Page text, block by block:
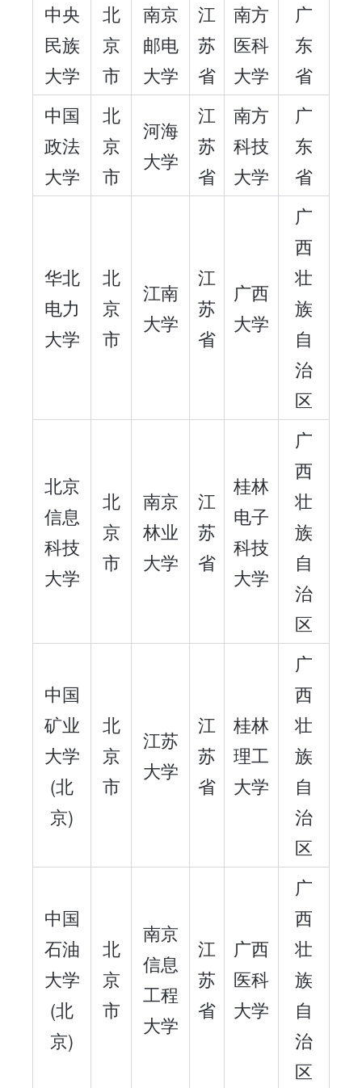
中央
民族
大学
北
京
市
南京
邮电
大学
江
苏
省
南方
医科
大学
广
东
省
中国
政法
大学
北
京
市
河海
大学
江
苏
省
南方
科技
大学
广
东
省
华北
电力
大学
北
京
市
江南
大学
江
苏
省
广西
大学
广
西
壮
族
自
治
区
北京
信息
科技
大学
北
京
市
南京
林业
大学
江
苏
省
桂林
电子
科技
大学
广
西
壮
族
自
治
区
中国
矿业
大学
(北
京)
北
京
市
江苏
大学
江
苏
省
桂林
理工
大学
广
西
壮
族
自
治
区
中国
石油
大学
(北
京)
北
京
市
南京
信息
工程
大学
江
苏
省
广西
医科
大学
广
西
壮
族
自
治
区